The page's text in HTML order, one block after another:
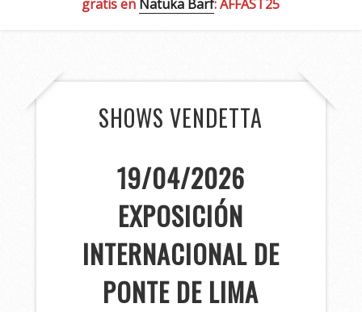
gratis en Natuka Barf: AFFAST25
SHOWS VENDETTA
19/04/2026
EXPOSICIÓN
INTERNACIONAL DE
PONTE DE LIMA